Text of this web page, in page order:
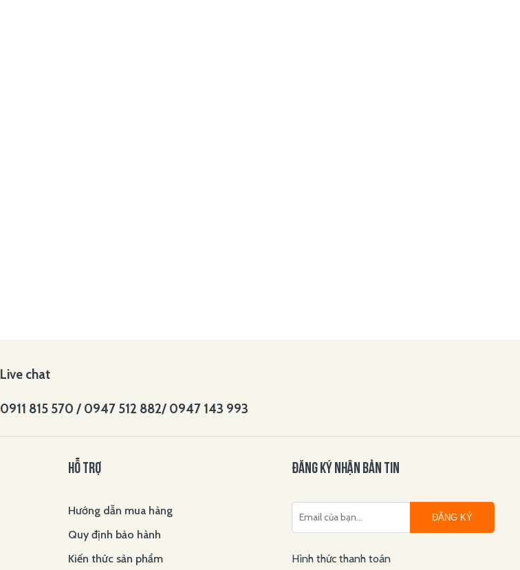
Live chat
0911 815 570 / 0947 512 882/ 0947 143 993
HỖ TRỢ
Hướng dẫn mua hàng
Quy định bảo hành
Kiến thức sản phẩm
ĐĂNG KÝ NHẬN BẢN TIN
ĐĂNG KÝ
Hình thức thanh toán